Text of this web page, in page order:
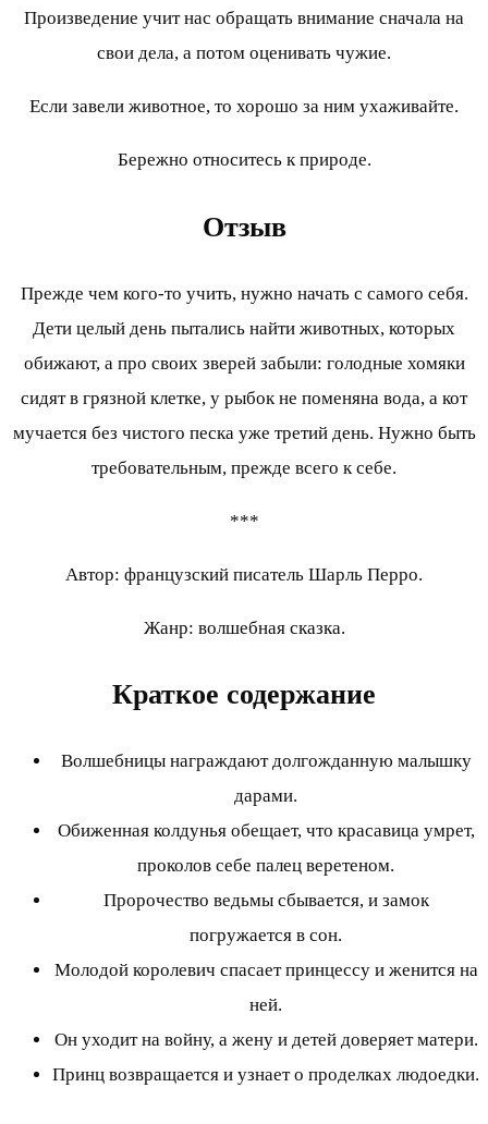
Произведение учит нас обращать внимание сначала на
свои дела, а потом оценивать чужие.
Если завели животное, то хорошо за ним ухаживайте.
Бережно относитесь к природе.
Отзыв
Прежде чем кого-то учить, нужно начать с самого себя.
Дети целый день пытались найти животных, которых
обижают, а про своих зверей забыли: голодные хомяки
сидят в грязной клетке, у рыбок не поменяна вода, а кот
мучается без чистого песка уже третий день. Нужно быть
требовательным, прежде всего к себе.
***
Автор: французский писатель Шарль Перро.
Жанр: волшебная сказка.
Краткое содержание
Волшебницы награждают долгожданную малышку
дарами.
Обиженная колдунья обещает, что красавица умрет,
проколов себе палец веретеном.
Пророчество ведьмы сбывается, и замок
погружается в сон.
Молодой королевич спасает принцессу и женится на
ней.
Он уходит на войну, а жену и детей доверяет матери.
Принц возвращается и узнает о проделках людоедки.